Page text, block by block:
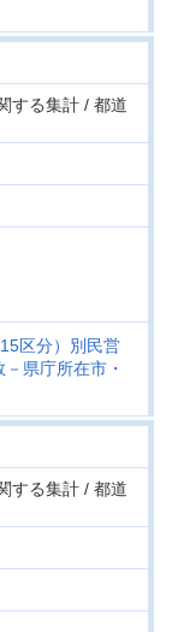
する集計 / 都道
区分）別民営
県庁所在市・
する集計 / 都道